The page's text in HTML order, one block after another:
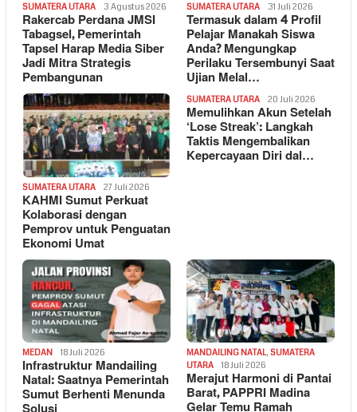
SUMATERA UTARA 3 Agustus 2026
Rakercab Perdana JMSI
Tabagsel, Pemerintah
Tapsel Harap Media Siber
Jadi Mitra Strategis
Pembangunan
SUMATERA UTARA 31 Juli 2026
Termasuk dalam 4 Profil
Pelajar Manakah Siswa
Anda? Mengungkap
Perilaku Tersembunyi Saat
Ujian Melal…
SUMATERA UTARA 27 Juli 2026
KAHMI Sumut Perkuat
Kolaborasi dengan
Pemprov untuk Penguatan
Ekonomi Umat
SUMATERA UTARA 20 Juli 2026
Memulihkan Akun Setelah
‘Lose Streak’: Langkah
Taktis Mengembalikan
Kepercayaan Diri dal…
MEDAN 18 Juli 2026
Infrastruktur Mandailing
Natal: Saatnya Pemerintah
Sumut Berhenti Menunda
MANDAILING NATAL, SUMATERA
UTARA
18 Juli 2026
Merajut Harmoni di Pantai
Barat, PAPPRI Madina
Gelar Temu Ramah